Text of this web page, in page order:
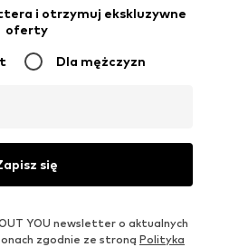
i otrzymuj ekskluzywne
oferty
Dla mężczyzn
się
YOU newsletter o aktualnych
zgodnie ze stroną Polityka